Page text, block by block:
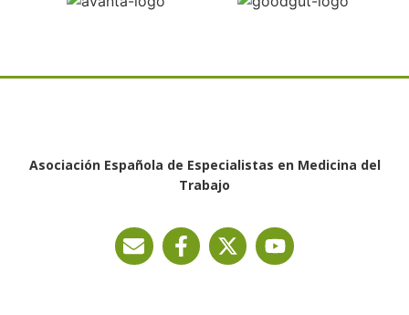
Asociación Española de Especialistas en Medicina del
Trabajo